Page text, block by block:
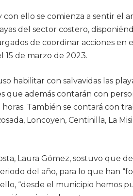
con ello se comienza a sentir el
del sector costero,
de coordinar acciones en
15 de marzo de 2023.
habilitar con salvavidas las
que además contarán con
También se contará con
Loncoyen, Centinilla, La
Laura Gómez, sostuvo que
del año, para lo que han
“desde el municipio hemos